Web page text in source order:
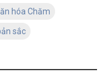
hóa Chăm
sắc